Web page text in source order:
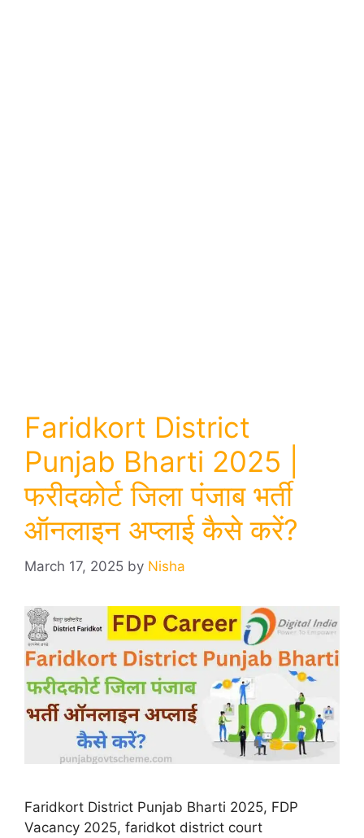
Faridkort District
Punjab Bharti 2025 |
फरीदकोर्ट जिला पंजाब भर्ती
ऑनलाइन अप्लाई कैसे करें?
March 17, 2025 by Nisha
Faridkort District Punjab Bharti 2025, FDP
Vacancy 2025, faridkot district court